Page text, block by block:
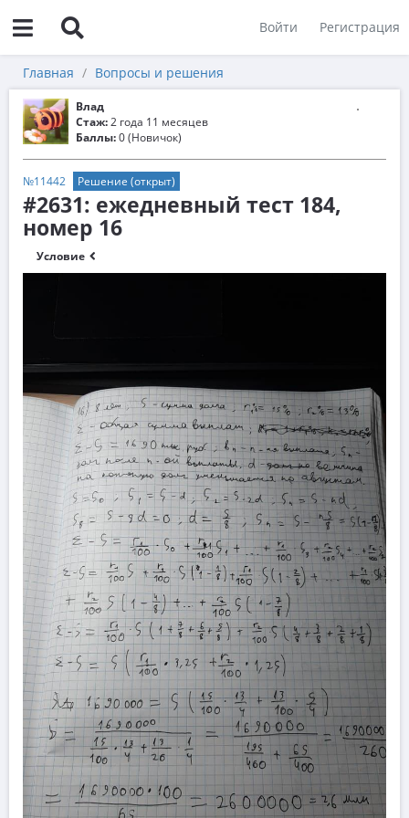
Войти Регистрация
Главная Вопросы и решения
Влад
Стаж:2 года 11 месяцев
Баллы:0 (Новичок)
№11442 Решение (открыт)
#2631: ежедневный тест 184,
номер 16
Условие